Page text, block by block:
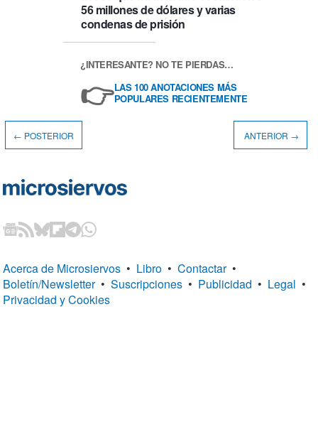
56 millones de dólares y varias
condenas de prisión
¿INTERESANTE? NO TE PIERDAS…
👉LAS 100 ANOTACIONES MÁS
POPULARES RECIENTEMENTE
← POSTERIOR ANTERIOR →
Acerca de Microsiervos • Libro • Contactar •
Boletín/Newsletter • Suscripciones • Publicidad • Legal •
Privacidad y Cookies